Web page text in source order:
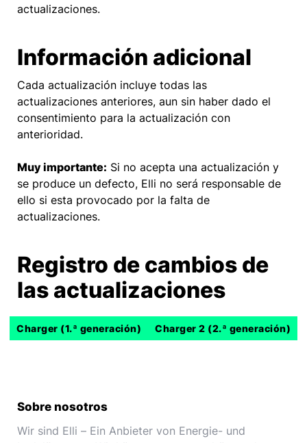
actualizaciones.
Información adicional
Cada actualización incluye todas las
actualizaciones anteriores, aun sin haber dado el
consentimiento para la actualización con
anterioridad.
Muy importante: Si no acepta una actualización y
se produce un defecto, Elli no será responsable de
ello si esta provocado por la falta de
actualizaciones.
Registro de cambios de
las actualizaciones
Charger (1.ª generación) Charger 2 (2.ª generación)
Sobre nosotros
Wir sind Elli – Ein Anbieter von Energie- und